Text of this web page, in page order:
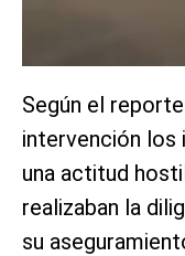
Según el
intervención los
una actitud
realizaban la
su